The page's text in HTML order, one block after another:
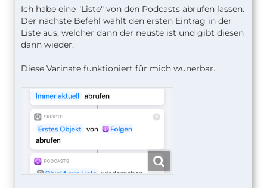
Ich habe eine "Liste" von den Podcasts abrufen lassen.
Der nächste Befehl wählt den ersten Eintrag in der
Liste aus, welcher dann der neuste ist und gibt diesen
dann wieder.
Diese Varinate funktioniert für mich wunerbar.